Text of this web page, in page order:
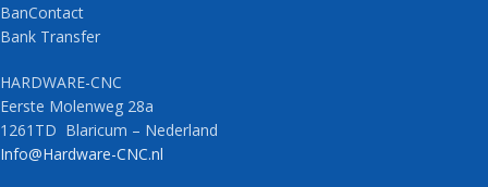
BanContact
Bank Transfer
HARDWARE-CNC
Eerste Molenweg 28a
1261TD Blaricum – Nederland
Info@Hardware-CNC.nl